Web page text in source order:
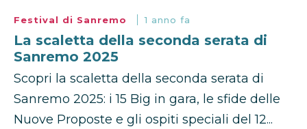
Festival di Sanremo 1 anno fa
La scaletta della seconda serata di
Sanremo 2025
Scopri la scaletta della seconda serata di
Sanremo 2025: i 15 Big in gara, le sfide delle
Nuove Proposte e gli ospiti speciali del 12...